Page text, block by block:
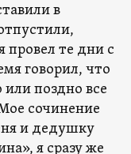
в
провел те дни с
говорил, что
поздно все
сочинение
и дедушку
я сразу же